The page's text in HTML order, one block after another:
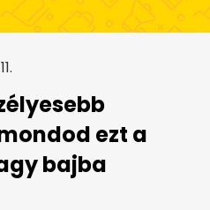
ezt a
bajba